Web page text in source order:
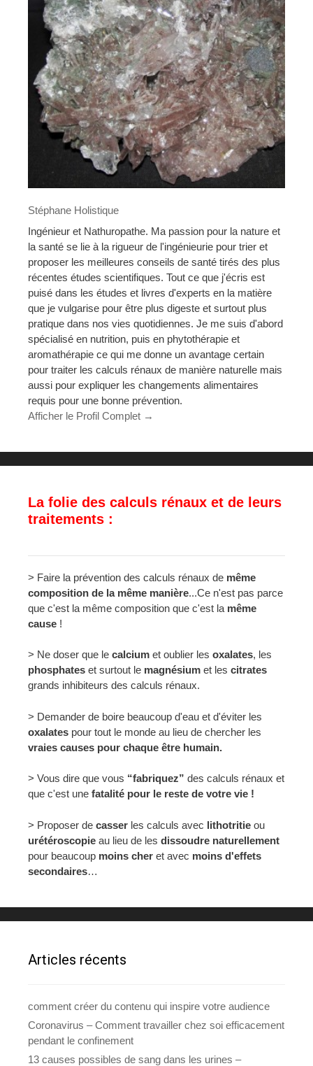
Stéphane Holistique
Ingénieur et Nathuropathe. Ma passion pour la nature et
la santé se lie à la rigueur de l'ingénieurie pour trier et
proposer les meilleures conseils de santé tirés des plus
récentes études scientifiques. Tout ce que j'écris est
puisé dans les études et livres d'experts en la matière
que je vulgarise pour être plus digeste et surtout plus
pratique dans nos vies quotidiennes. Je me suis d'abord
spécialisé en nutrition, puis en phytothérapie et
aromathérapie ce qui me donne un avantage certain
pour traiter les calculs rénaux de manière naturelle mais
aussi pour expliquer les changements alimentaires
requis pour une bonne prévention.
Afficher le Profil Complet →
La folie des calculs rénaux et de leurs
traitements :
> Faire la prévention des calculs rénaux de même
composition de la même manière...Ce n'est pas parce
que c'est la même composition que c'est la même
cause !
> Ne doser que le calcium et oublier les oxalates, les
phosphates et surtout le magnésium et les citrates
grands inhibiteurs des calculs rénaux.
> Demander de boire beaucoup d'eau et d'éviter les
oxalates pour tout le monde au lieu de chercher les
vraies causes pour chaque être humain.
> Vous dire que vous “fabriquez” des calculs rénaux et
que c'est une fatalité pour le reste de votre vie !
> Proposer de casser les calculs avec lithotritie ou
urétéroscopie au lieu de les dissoudre naturellement
pour beaucoup moins cher et avec moins d'effets
secondaires…
Articles récents
comment créer du contenu qui inspire votre audience
Coronavirus – Comment travailler chez soi efficacement
pendant le confinement
13 causes possibles de sang dans les urines –